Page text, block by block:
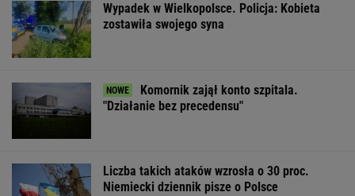
Wypadek w Wielkopolsce. Policja: Kobieta
zostawiła swojego syna
Komornik zajął konto szpitala.
"Działanie bez precedensu"
Liczba takich ataków wzrosła o 30 proc.
Niemiecki dziennik pisze o Polsce